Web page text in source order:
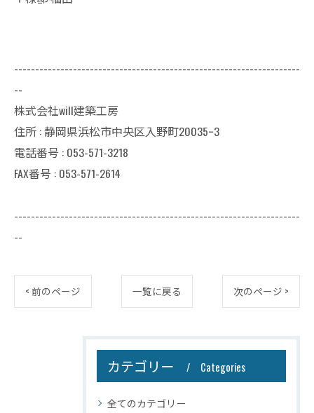
--------------------------------------------------------------------
--
株式会社will建築工房
住所 : 静岡県浜松市中央区入野町20035ｰ3
電話番号 : 053-571-3218
FAX番号 : 053-571-2614
--------------------------------------------------------------------
--
< 前のページ 一覧に戻る 次のページ >
カテゴリー Categories
全てのカテゴリー